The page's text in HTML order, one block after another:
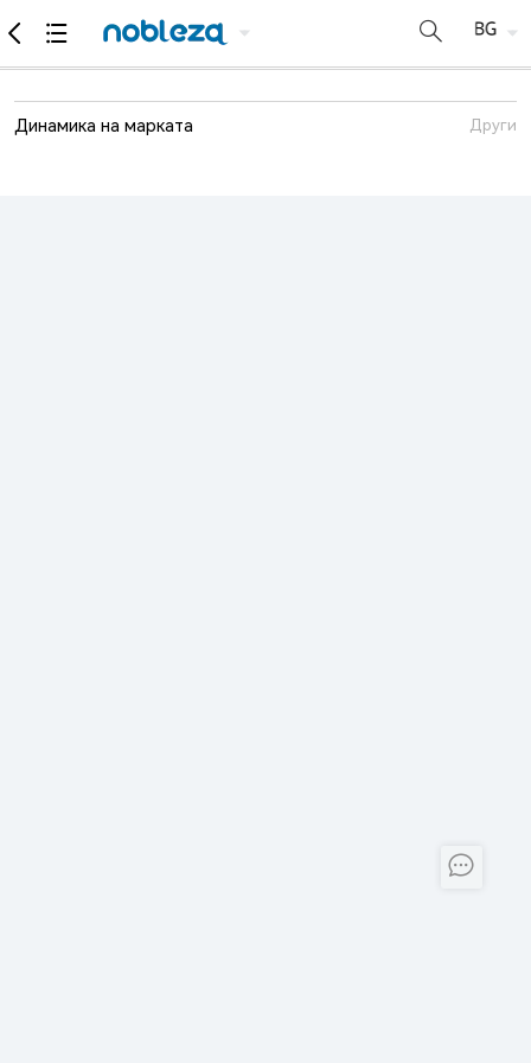
Динамика на марката Други